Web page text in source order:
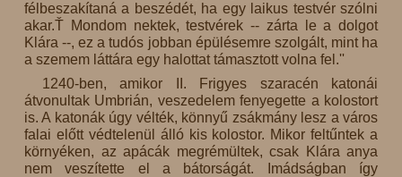
félbeszakítaná a beszédét, ha egy laikus testvér szólni
akar.Ť Mondom nektek, testvérek -- zárta le a dolgot
Klára --, ez a tudós jobban épülésemre szolgált, mint ha
a szemem láttára egy halottat támasztott volna fel.''
1240-ben, amikor II. Frigyes szaracén katonái
átvonultak Umbrián, veszedelem fenyegette a kolostort
is. A katonák úgy vélték, könnyű zsákmány lesz a város
falai előtt védtelenül álló kis kolostor. Mikor feltűntek a
környéken, az apácák megrémültek, csak Klára anya
nem veszítette el a bátorságát. Imádságban így